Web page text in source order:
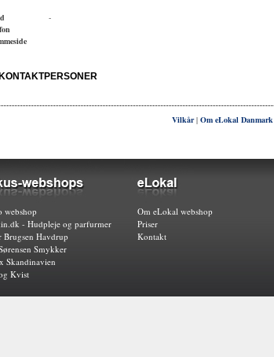
-
Vilkår| Om eLokal Danmark
webshop
- Hudpleje og parfurmer
Brugsen Havdrup
Smykker
Skandinavien
Kvist
Om eLokal webshop
Priser
Kontakt